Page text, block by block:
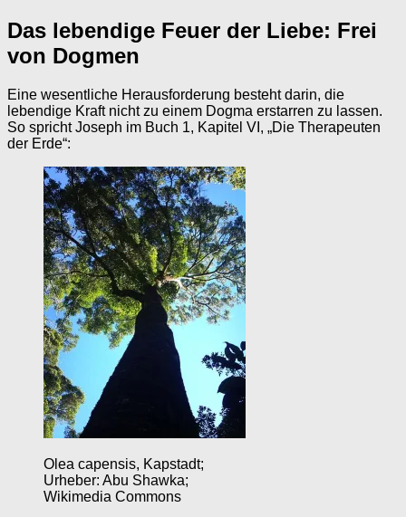
Das lebendige Feuer der Liebe: Frei
von Dogmen
Eine wesentliche Herausforderung besteht darin, die
lebendige Kraft nicht zu einem Dogma erstarren zu lassen.
So spricht Joseph im Buch 1, Kapitel VI, „Die Therapeuten
der Erde“:
Olea capensis, Kapstadt;
Urheber: Abu Shawka;
Wikimedia Commons